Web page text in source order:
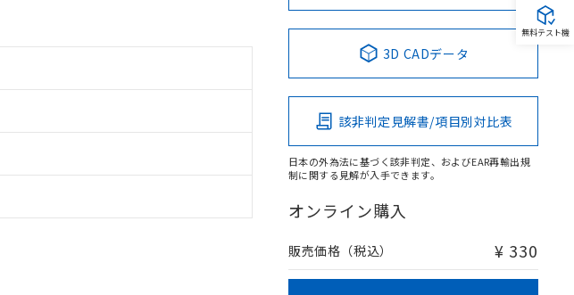
3D CADデータ
該非判定見解書/項目別対比表
日本の外為法に基づく該非判定、およびEAR再輸出規
制に関する見解が入手できます。
オンライン購入
販売価格（税込） ¥ 330
無料テスト機